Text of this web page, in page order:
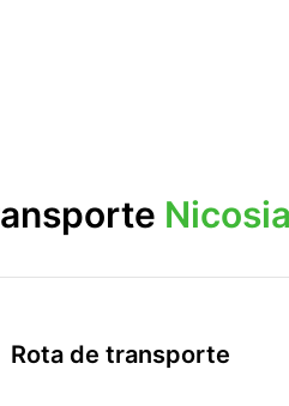
Rota de transporte